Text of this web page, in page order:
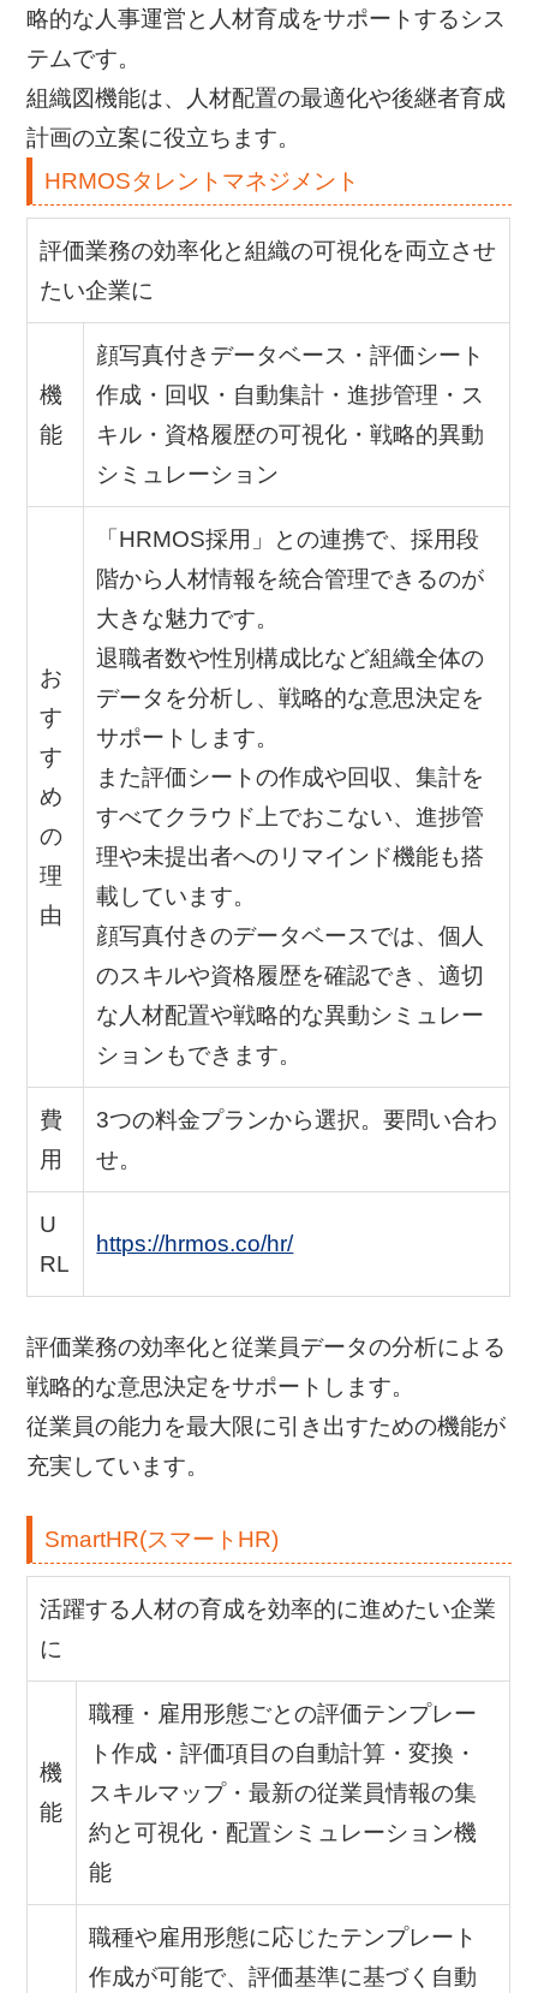
略的な人事運営と人材育成をサポートするシス
テムです。
組織図機能は、人材配置の最適化や後継者育成
計画の立案に役立ちます。
HRMOSタレントマネジメント
評価業務の効率化と組織の可視化を両立させ
たい企業に
機
能
顔写真付きデータベース・評価シート
作成・回収・自動集計・進捗管理・ス
キル・資格履歴の可視化・戦略的異動
シミュレーション
お
す
す
め
の
理
由
「HRMOS採用」との連携で、採用段
階から人材情報を統合管理できるのが
大きな魅力です。
退職者数や性別構成比など組織全体の
データを分析し、戦略的な意思決定を
サポートします。
また評価シートの作成や回収、集計を
すべてクラウド上でおこない、進捗管
理や未提出者へのリマインド機能も搭
載しています。
顔写真付きのデータベースでは、個人
のスキルや資格履歴を確認でき、適切
な人材配置や戦略的な異動シミュレー
ションもできます。
費
用
3つの料金プランから選択。要問い合わ
せ。
U
RL
https://hrmos.co/hr/
評価業務の効率化と従業員データの分析による
戦略的な意思決定をサポートします。
従業員の能力を最大限に引き出すための機能が
充実しています。
SmartHR(スマートHR)
活躍する人材の育成を効率的に進めたい企業
に
機
能
職種・雇用形態ごとの評価テンプレー
ト作成・評価項目の自動計算・変換・
スキルマップ・最新の従業員情報の集
約と可視化・配置シミュレーション機
能
職種や雇用形態に応じたテンプレート
作成が可能で、評価基準に基づく自動